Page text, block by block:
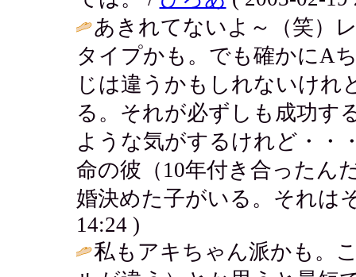
あきれてないよ～（笑）
タイプかも。でも確かにA
じは違うかもしれないけれ
る。それが必ずしも成功す
ような気がするけれど・・
命の彼（10年付き合ったん
婚決めた子がいる。それは
14:24 )
私もアキちゃん派かも。